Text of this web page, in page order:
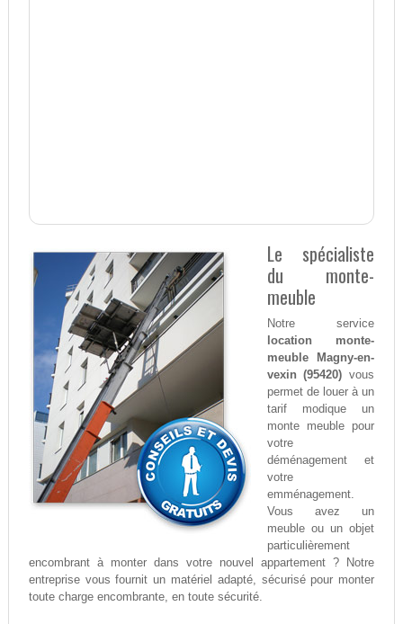
Le spécialiste
du monte-
meuble
Notre service
location monte-
meuble Magny-en-
vexin (95420) vous
permet de louer à un
tarif modique un
monte meuble pour
votre
déménagement et
votre
emménagement.
Vous avez un
meuble ou un objet
particulièrement
encombrant à monter dans votre nouvel appartement ? Notre
entreprise vous fournit un matériel adapté, sécurisé pour monter
toute charge encombrante, en toute sécurité.